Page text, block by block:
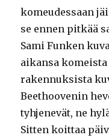
komeudessaan
se ennen pitkää
Sami Funken
aikansa
rakennuksista
Beethoovenin
tyhjenevät, ne
Sitten koittaa